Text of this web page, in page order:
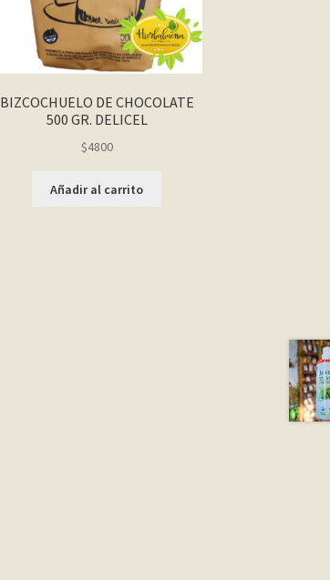
BIZCOCHUELO DE CHOCOLATE
500 GR. DELICEL
$4800
Añadir al carrito